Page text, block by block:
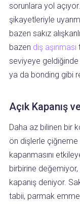
sorunlara yol
şikayetleriyle
bazen sakız
bazen diş aşınması
seviyeye
ya da bonding gibi
Açık Kapanış
Daha az bilinen bir
ön dişlerle çiğneme
kapanmasını
birbirine değemiyor,
kapanış deniyor.
tabii, parmak emme,